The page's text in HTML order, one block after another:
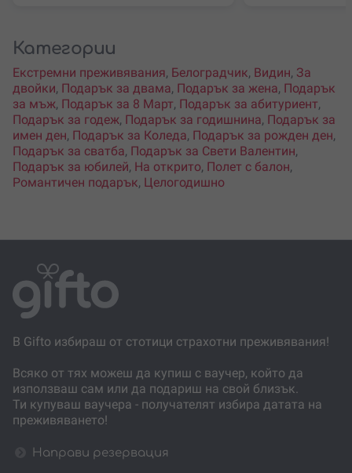
Категории
Екстремни преживявания, Белоградчик, Видин, За
двойки, Подарък за двама, Подарък за жена, Подарък
за мъж, Подарък за 8 Март, Подарък за абитуриент,
Подарък за годеж, Подарък за годишнина, Подарък за
имен ден, Подарък за Коледа, Подарък за рожден ден,
Подарък за сватба, Подарък за Свети Валентин,
Подарък за юбилей, На открито, Полет с балон,
Романтичен подарък, Целогодишно
В Gifto избираш от стотици страхотни преживявания!
Всяко от тях можеш да купиш с ваучер, който да
използваш сам или да подариш на свой близък.
Ти купуваш ваучера - получателят избира датата на
преживяването!
Направи резервация